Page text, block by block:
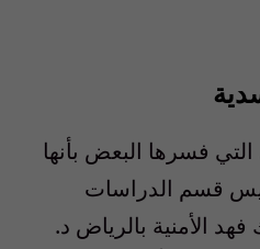
فسرها البعض بأنها
قسم الدراسات
الأمنية بالرياض د.